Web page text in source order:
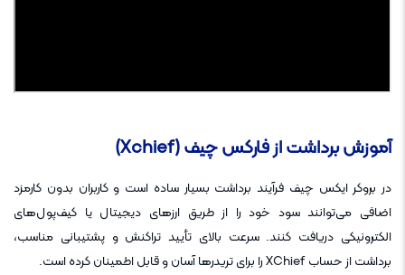
آموزش برداشت از فارکس چیف (Xchief)
در بروکر ایکس چیف فرآیند برداشت بسیار ساده است و کاربران بدون کارمزد
اضافی می‌توانند سود خود را از طریق ارزهای دیجیتال یا کیف‌پول‌های
الکترونیکی دریافت کنند. سرعت بالای تأیید تراکنش و پشتیبانی مناسب،
برداشت از حساب XChief را برای تریدرها آسان و قابل اطمینان کرده است.